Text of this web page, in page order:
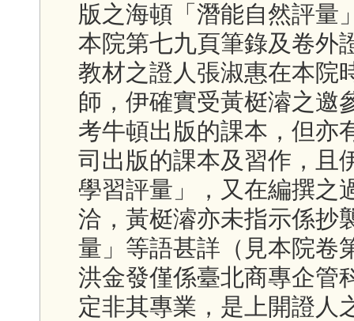
版之海頓「潛能自然評量
本院第七九頁筆錄及卷外
教材之證人張淑惠在本院
師，伊確實受黃梃濬之邀
考牛頓出版的課本，但亦
司出版的課本及習作，且
學習評量」，又在編撰之
洽，黃梃濬亦未指示係抄
量」等語甚詳（見本院卷
洪金發僅係臺北商專企管
定非其專業，是上開證人